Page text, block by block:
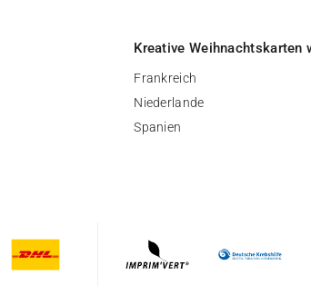
Kreative Weihnachtskarten
Frankreich
Niederlande
Spanien